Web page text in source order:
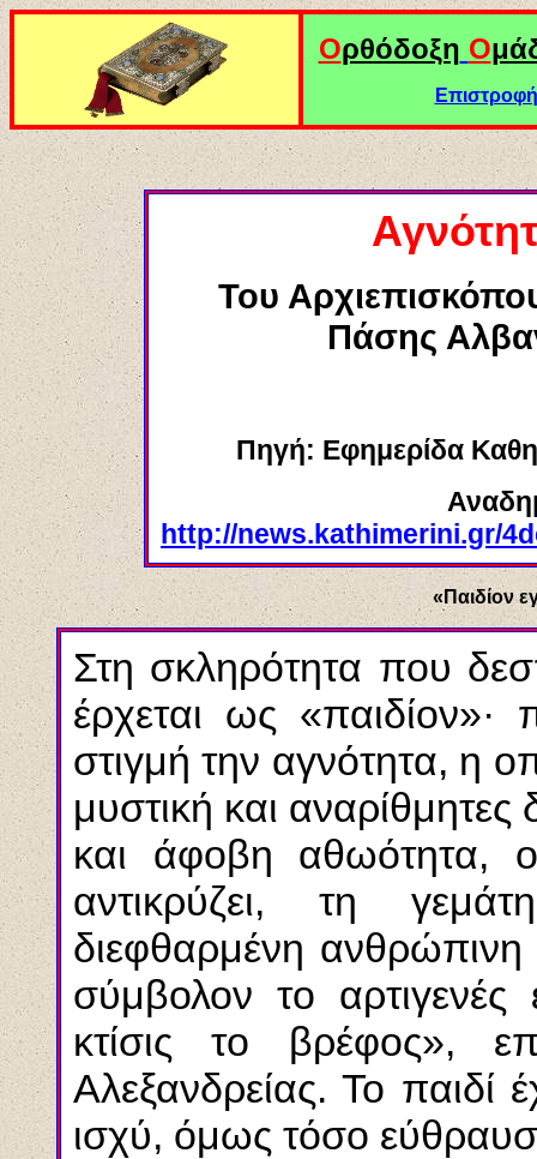
Ορθόδοξη Ο
Του
Πάσης
Πηγή: Εφημερίδα
http://news.kathimerini.gr/
«Παιδίον
Στη σκληρότητα που
έρχεται ως
στιγμή την αγνότητα, η
μυστική και
και άφοβη αθωότητα,
αντικρύζει, τη
διεφθαρμένη ανθρώπινη
σύμβολον το
κτίσις το βρέφος»,
Αλεξανδρείας. Το παιδί
ισχύ, όμως τόσο